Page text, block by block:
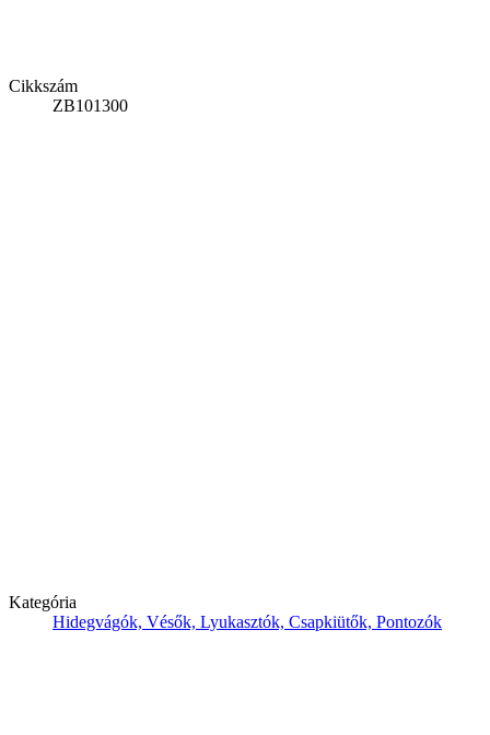
Cikkszám
ZB101300
Kategória
Hidegvágók, Vésők, Lyukasztók, Csapkiütők, Pontozók